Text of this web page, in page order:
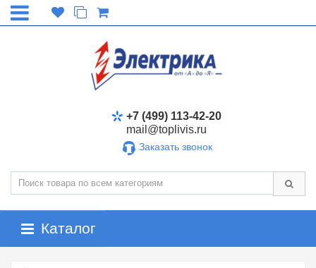
+7 (499) 113-42-20
mail@toplivis.ru
Заказать звонок
Каталог